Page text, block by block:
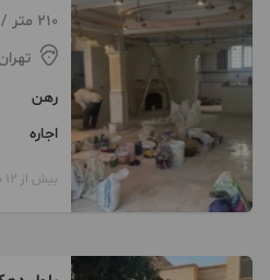
چشمه
210 متر / ساخت 1385 / پارکینگ
رهن
اجاره
بیش از 12 ماه پیش